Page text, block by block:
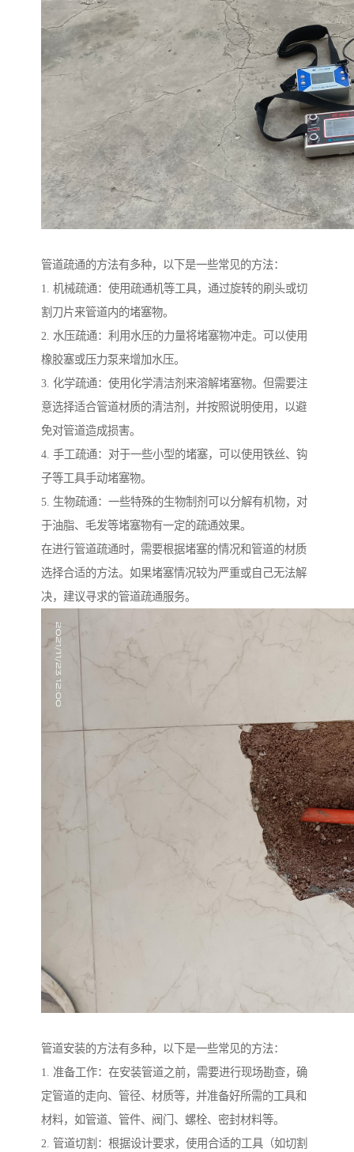
管道疏通的方法有多种，以下是一些常见的方法：
1. 机械疏通：使用疏通机等工具，通过旋转的刷头或切
割刀片来管道内的堵塞物。
2. 水压疏通：利用水压的力量将堵塞物冲走。可以使用
橡胶塞或压力泵来增加水压。
3. 化学疏通：使用化学清洁剂来溶解堵塞物。但需要注
意选择适合管道材质的清洁剂，并按照说明使用，以避
免对管道造成损害。
4. 手工疏通：对于一些小型的堵塞，可以使用铁丝、钩
子等工具手动堵塞物。
5. 生物疏通：一些特殊的生物制剂可以分解有机物，对
于油脂、毛发等堵塞物有一定的疏通效果。
在进行管道疏通时，需要根据堵塞的情况和管道的材质
选择合适的方法。如果堵塞情况较为严重或自己无法解
决，建议寻求的管道疏通服务。
管道安装的方法有多种，以下是一些常见的方法：
1. 准备工作：在安装管道之前，需要进行现场勘查，确
定管道的走向、管径、材质等，并准备好所需的工具和
材料，如管道、管件、阀门、螺栓、密封材料等。
2. 管道切割：根据设计要求，使用合适的工具（如切割